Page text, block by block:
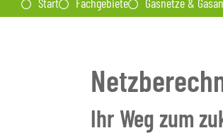
Ihr Weg zum